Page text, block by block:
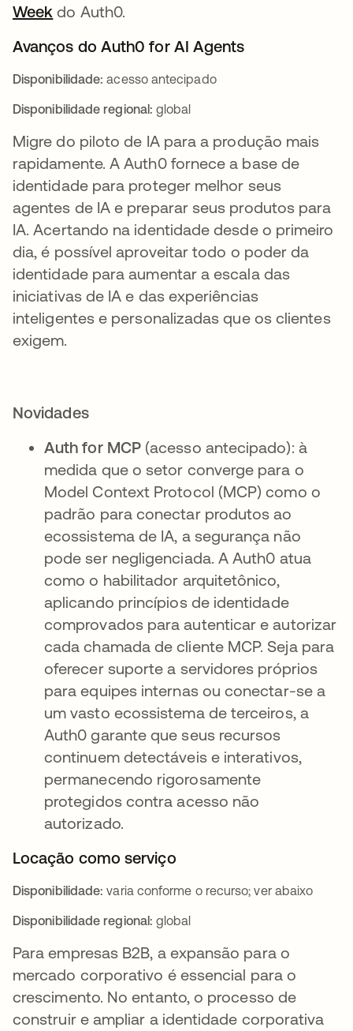
Week do Auth0.
Avanços do Auth0 for AI Agents
Disponibilidade: acesso antecipado
Disponibilidade regional:global
Migre do piloto de IA para a produção mais
rapidamente. A Auth0 fornece a base de
identidade para proteger melhor seus
agentes de IA e preparar seus produtos para
IA. Acertando na identidade desde o primeiro
dia, é possível aproveitar todo o poder da
identidade para aumentar a escala das
iniciativas de IA e das experiências
inteligentes e personalizadas que os clientes
exigem.
Novidades
Auth for MCP(acesso antecipado): à
medida que o setor converge para o
Model Context Protocol (MCP) como o
padrão para conectar produtos ao
ecossistema de IA, a segurança não
pode ser negligenciada. A Auth0 atua
como o habilitador arquitetônico,
aplicando princípios de identidade
comprovados para autenticar e autorizar
cada chamada de cliente MCP. Seja para
oferecer suporte a servidores próprios
para equipes internas ou conectar-se a
um vasto ecossistema de terceiros, a
Auth0 garante que seus recursos
continuem detectáveis e interativos,
permanecendo rigorosamente
protegidos contra acesso não
autorizado.
Locação como serviço
Disponibilidade: varia conforme o recurso; ver abaixo
Disponibilidade regional:global
Para empresas B2B, a expansão para o
mercado corporativo é essencial para o
crescimento. No entanto, o processo de
construir e ampliar a identidade corporativa